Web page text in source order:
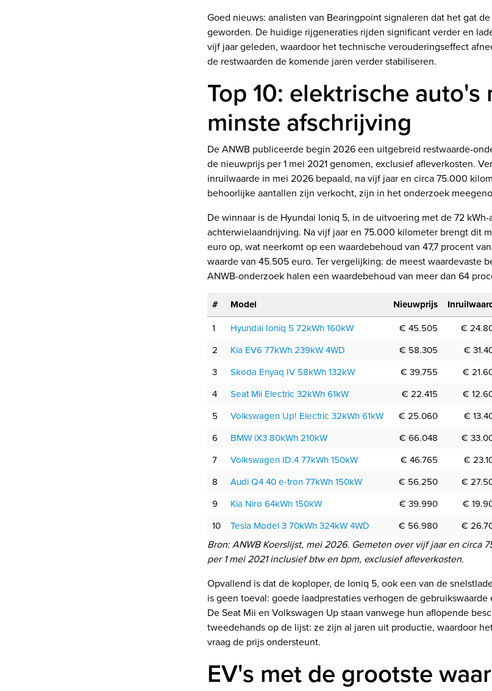
Goed nieuws: analisten van Bearingpoint signaleren dat het gat
geworden. De huidige rijgeneraties rijden significant verder en
vijf jaar geleden, waardoor het technische verouderingseffect
de restwaarden de komende jaren verder stabiliseren.
Top 10: elektrische auto's
minste afschrijving
De ANWB publiceerde begin 2026 een uitgebreid restwaarde-
de nieuwprijs per 1 mei 2021 genomen, exclusief afleverkosten.
inruilwaarde in mei 2026 bepaald, na vijf jaar en circa 75.000
behoorlijke aantallen zijn verkocht, zijn in het onderzoek
De winnaar is de Hyundai Ioniq 5, in de uitvoering met de 72 kWh-
achterwielaandrijving. Na vijf jaar en 75.000 kilometer brengt dit
euro op, wat neerkomt op een waardebehoud van 47,7 procent
waarde van 45.505 euro. Ter vergelijking: de meest waardevaste
ANWB-onderzoek halen een waardebehoud van meer dan 64
# Model Nieuwprijs
1 Hyundai Ioniq 5 72kWh 160kW € 45.505 €
2
Kia EV6 77kWh 239kW 4WD € 58.305 €
3
Skoda Enyaq IV 58kWh 132kW € 39.755 €
4
Seat Mii Electric 32kWh 61kW € 22.415 €
5
Volkswagen Up! Electric 32kWh 61kW € 25.060 €
6
BMW iX3 80kWh 210kW € 66.048 €
7
Volkswagen ID.4 77kWh 150kW € 46.765 €
8
Audi Q4 40 e-tron 77kWh 150kW € 56.250 €
9
Kia Niro 64kWh 150kW € 39.990 €
10
Tesla Model 3 70kWh 324kW 4WD € 56.980 €
Bron: ANWB Koerslijst, mei 2026. Gemeten over vijf jaar en circa
per 1 mei 2021 inclusief btw en bpm, exclusief afleverkosten.
Opvallend is dat de koploper, de Ioniq 5, ook een van de
is geen toeval: goede laadprestaties verhogen de gebruikswaarde
De Seat Mii en Volkswagen Up staan vanwege hun aflopende
tweedehands op de lijst: ze zijn al jaren uit productie, waardoor
vraag de prijs ondersteunt.
EV's met de grootste